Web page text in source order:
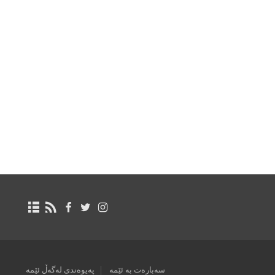
سەبارەت بە ئێمە پەیوەندی لەگەڵ ئێمە